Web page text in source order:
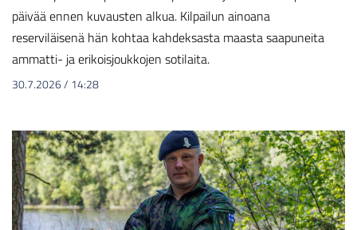
päivää ennen kuvausten alkua. Kilpailun ainoana
reserviläisenä hän kohtaa kahdeksasta maasta saapuneita
ammatti- ja erikoisjoukkojen sotilaita.
30.7.2026/ 14:28